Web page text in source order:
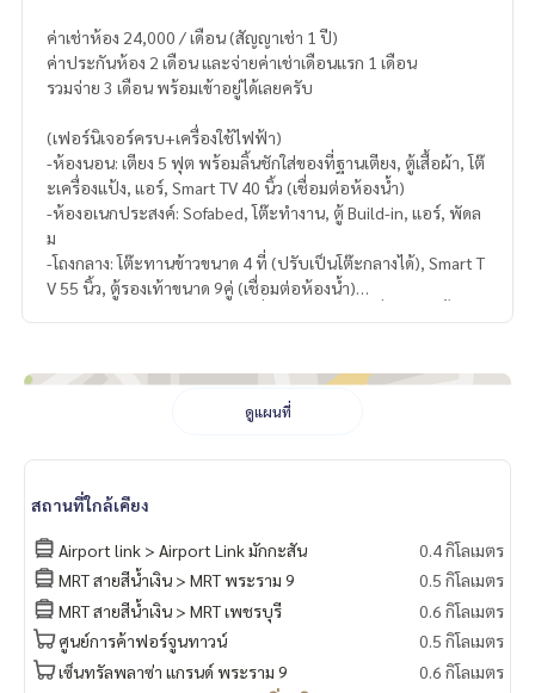
ค่าเช่าห้อง 24,000 / เดือน (สัญญาเช่า 1 ปี)
ค่าประกันห้อง 2 เดือน และจ่ายค่าเช่าเดือนแรก 1 เดือน
รวมจ่าย 3 เดือน พร้อมเข้าอยู่ได้เลยครับ
(เฟอร์นิเจอร์ครบ+เครื่องใช้ไฟฟ้า)
-ห้องนอน: เตียง 5 ฟุต พร้อมลิ้นชักใส่ของที่ฐานเตียง, ตู้เสื้อผ้า, โต๊
ะเครื่องแป้ง, แอร์, Smart TV 40 นิ้ว (เชื่อมต่อห้องน้ำ)
-ห้องอเนกประสงค์: Sofabed, โต๊ะทำงาน, ตู้ Build-in, แอร์, พัดล
ม
-โถงกลาง: โต๊ะทานข้าวขนาด 4 ที่ (ปรับเป็นโต๊ะกลางได้), Smart T
V 55 นิ้ว, ตู้รองเท้าขนาด 9คู่ (เชื่อมต่อห้องน้ำ)
องนอน และโถงกลาง)
-Free wifi
ดูแผนที่
สถานที่ใกล้เคียง
Airport link > Airport Link มักกะสัน
0.4 กิโลเมตร
MRT สายสีน้ำเงิน > MRT พระราม 9
0.5 กิโลเมตร
MRT สายสีน้ำเงิน > MRT เพชรบุรี
0.6 กิโลเมตร
ศูนย์การค้าฟอร์จูนทาวน์
0.5 กิโลเมตร
เซ็นทรัลพลาซ่า แกรนด์ พระราม 9
0.6 กิโลเมตร